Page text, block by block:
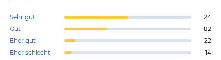
Sehr gut
124
Gut
82
Eher gut
22
Eher schlecht
14